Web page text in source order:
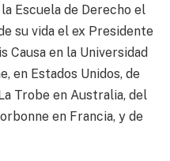
Escuela de Derecho el
su vida el ex Presidente
en la Universidad
en Estados Unidos, de
Trobe en Australia, del
en Francia, y de